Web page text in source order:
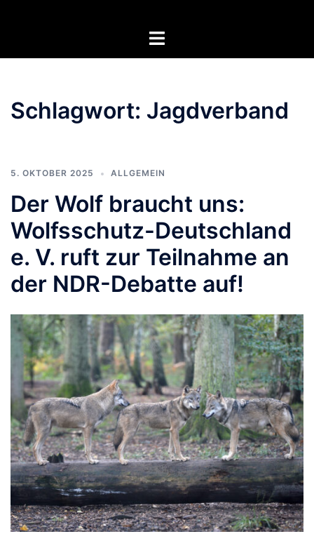
Menü
Schlagwort: Jagdverband
5. OKTOBER 2025 ALLGEMEIN
Der Wolf braucht uns:
Wolfsschutz-Deutschland
e. V. ruft zur Teilnahme an
der NDR-Debatte auf!